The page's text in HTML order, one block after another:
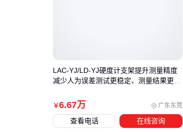
￥6.67万 广东东莞
LAC-YJ/LD-YJ硬度计支架提升测量精度
减少人为误差测试更稳定、测量结果更为
查看电话 在线咨询